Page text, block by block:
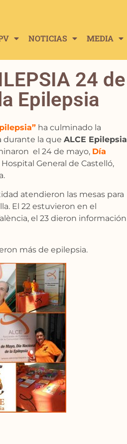
NOTICIAS MEDIA
24 de
Epilepsia
ha culminado la
durante la que ALCE Epilepsia
el 24 de mayo, Día
General de Castelló,
atendieron las mesas para
El 22 estuvieron en el
el 23 dieron información
más de epilepsia.